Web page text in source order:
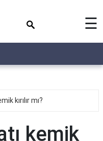
☰
kırılır mı?
kemik